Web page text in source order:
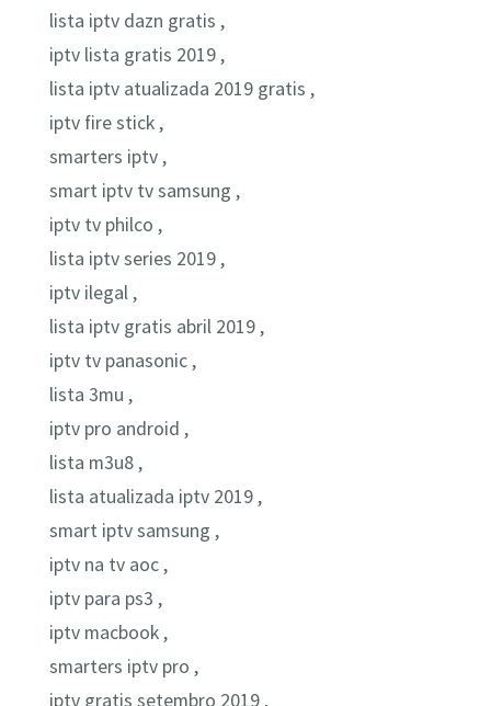
lista iptv dazn gratis ,
iptv lista gratis 2019 ,
lista iptv atualizada 2019 gratis ,
iptv fire stick ,
smarters iptv ,
smart iptv tv samsung ,
iptv tv philco ,
lista iptv series 2019 ,
iptv ilegal ,
lista iptv gratis abril 2019 ,
iptv tv panasonic ,
lista 3mu ,
iptv pro android ,
lista m3u8 ,
lista atualizada iptv 2019 ,
smart iptv samsung ,
iptv na tv aoc ,
iptv para ps3 ,
iptv macbook ,
smarters iptv pro ,
iptv gratis setembro 2019 ,